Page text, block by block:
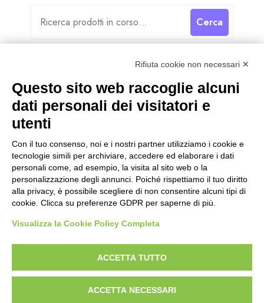
Cerca
Categorie
Categorie
Designed With Love by:Digital Forge Verona
Rifiuta cookie non necessari ✕
Questo sito web raccoglie alcuni
dati personali dei visitatori e
utenti
Con il tuo consenso, noi e i nostri partner utilizziamo i cookie e
tecnologie simili per archiviare, accedere ed elaborare i dati
personali come, ad esempio, la visita al sito web o la
personalizzazione degli annunci. Poiché rispettiamo il tuo diritto
alla privacy, è possibile scegliere di non consentire alcuni tipi di
cookie. Clicca su preferenze GDPR per saperne di più.
Visualizza la Cookie Policy Completa
ACCETTA TUTTO
ACCETTA NECESSARI